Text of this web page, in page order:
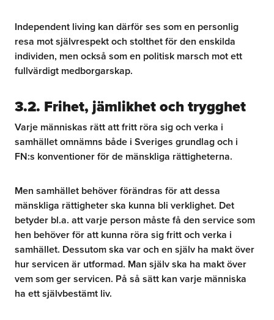
Independent living kan därför ses som en personlig
resa mot självrespekt och stolthet för den enskilda
individen, men också som en politisk marsch mot ett
fullvärdigt medborgarskap.
3.2. Frihet, jämlikhet och trygghet
Varje människas rätt att fritt röra sig och verka i
samhället omnämns både i Sveriges grundlag och i
FN:s konventioner för de mänskliga rättigheterna.
Men samhället behöver förändras för att dessa
mänskliga rättigheter ska kunna bli verklighet. Det
betyder bl.a. att varje person måste få den service som
hen behöver för att kunna röra sig fritt och verka i
samhället. Dessutom ska var och en själv ha makt över
hur servicen är utformad. Man själv ska ha makt över
vem som ger servicen. På så sätt kan varje människa
ha ett självbestämt liv.